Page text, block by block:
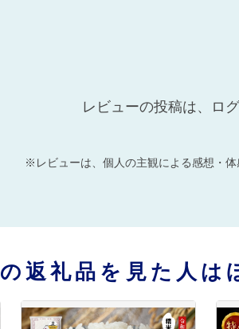
レビューの投稿は、ロ
※レビューは、個人の主観による感想・
返礼品を見た人は